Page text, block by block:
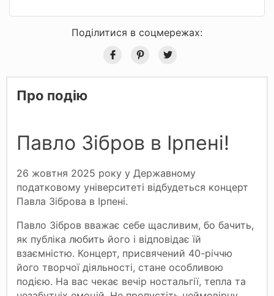
Поділитися в соцмережах:
Про подію
Павло Зібров в Ірпені!
26 жовтня 2025 року у Державному
податковому університеті відбудеться концерт
Павла Зіброва в Ірпені.
Павло Зібров вважає себе щасливим, бо бачить,
як публіка любить його і відповідає їй
взаємністю. Концерт, присвячений 40-річчю
його творчої діяльності, стане особливою
подією. На вас чекає вечір ностальгії, тепла та